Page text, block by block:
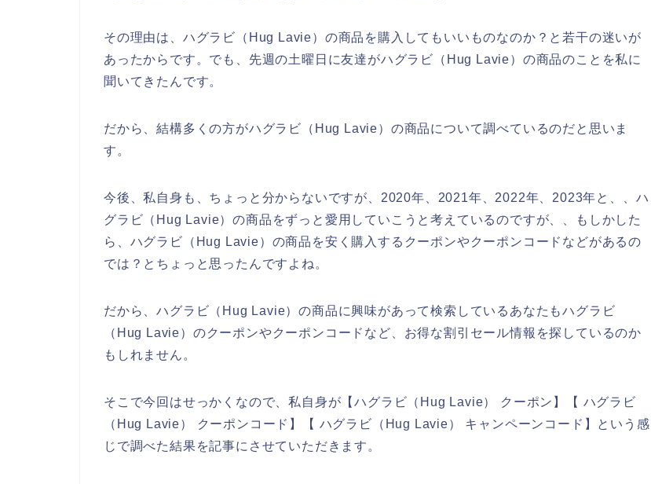
その理由は、ハグラビ（Hug Lavie）の商品を購入してもいいものなのか？と若干の迷いが
あったからです。でも、先週の土曜日に友達がハグラビ（Hug Lavie）の商品のことを私に
聞いてきたんです。
だから、結構多くの方がハグラビ（Hug Lavie）の商品について調べているのだと思いま
す。
今後、私自身も、ちょっと分からないですが、2020年、2021年、2022年、2023年と、、ハ
グラビ（Hug Lavie）の商品をずっと愛用していこうと考えているのですが、、もしかした
ら、ハグラビ（Hug Lavie）の商品を安く購入するクーポンやクーポンコードなどがあるの
では？とちょっと思ったんですよね。
だから、ハグラビ（Hug Lavie）の商品に興味があって検索しているあなたもハグラビ
（Hug Lavie）のクーポンやクーポンコードなど、お得な割引セール情報を探しているのか
もしれません。
そこで今回はせっかくなので、私自身が【ハグラビ（Hug Lavie） クーポン】【 ハグラビ
（Hug Lavie） クーポンコード】【 ハグラビ（Hug Lavie） キャンペーンコード】という感
じで調べた結果を記事にさせていただきます。